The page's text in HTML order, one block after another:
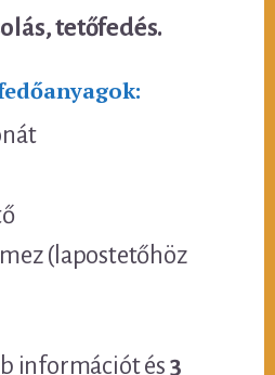
tetőfedés.
(lapostetőhöz
információt és 3